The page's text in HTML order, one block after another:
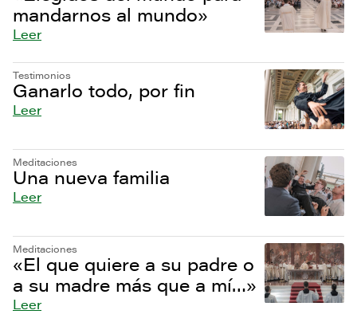
mandarnos al mundo»
Leer
Testimonios
Ganarlo todo, por fin
Leer
Meditaciones
Una nueva familia
Leer
Meditaciones
«El que quiere a su padre o
a su madre más que a mí…»
Leer